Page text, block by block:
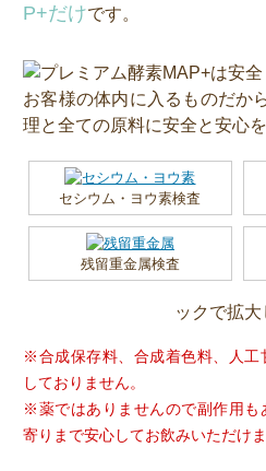
P+だけです。
お客様の体内に入るものだか
理と全ての原料に安全と安心
セシウム・ヨウ素検査
残留重金属検査
ックで拡大
※合成保存料、合成着色料、人工
しておりません。
※薬ではありませんので副作用も
寄りまで安心してお飲みいただけま